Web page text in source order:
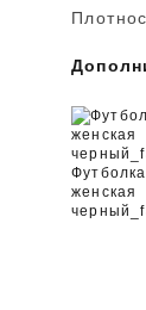
Футболка
женская